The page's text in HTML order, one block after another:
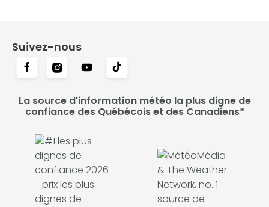
Suivez-nous
La source d'information météo la plus digne de
confiance des Québécois et des Canadiens*